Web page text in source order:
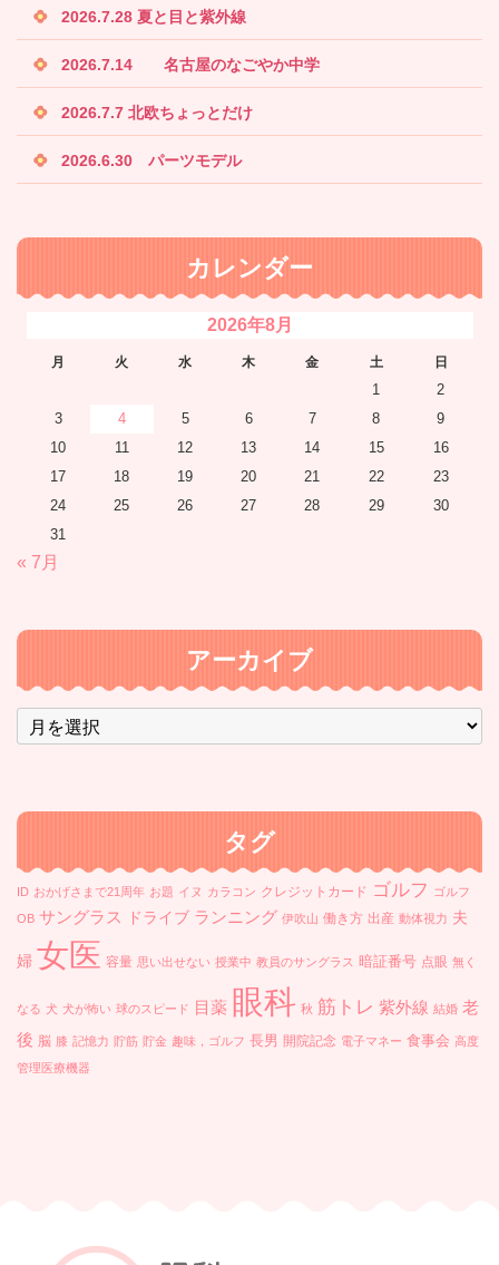
2026.7.28 夏と目と紫外線
2026.7.14 名古屋のなごやか中学
2026.7.7 北欧ちょっとだけ
2026.6.30 パーツモデル
カレンダー
2026年8月
月 火 水 木 金 土 日
1
2
3
4 5 6 7 8
9
10
11 12 13 14 15
16
17
18 19 20 21 22
23
24
25 26 27 28 29
30
31
« 7月
アーカイブ
ア
ー
ブ
タグ
ID おかげさまで21周年 お題 イヌ カラコン クレジットカード ゴルフ ゴルフ
OB サングラス ドライブ ランニング 伊吹山 働き方 出産 動体視力 夫
婦 女医 容量 思い出せない 授業中 教員のサングラス 暗証番号 点眼 無く
なる 犬 犬が怖い 球のスピード 目薬 眼科 秋 筋トレ 紫外線 結婚 老
後 脳 膝 記憶力 貯筋 貯金 趣味，ゴルフ 長男 開院記念 電子マネー 食事会 高度
管理医療機器